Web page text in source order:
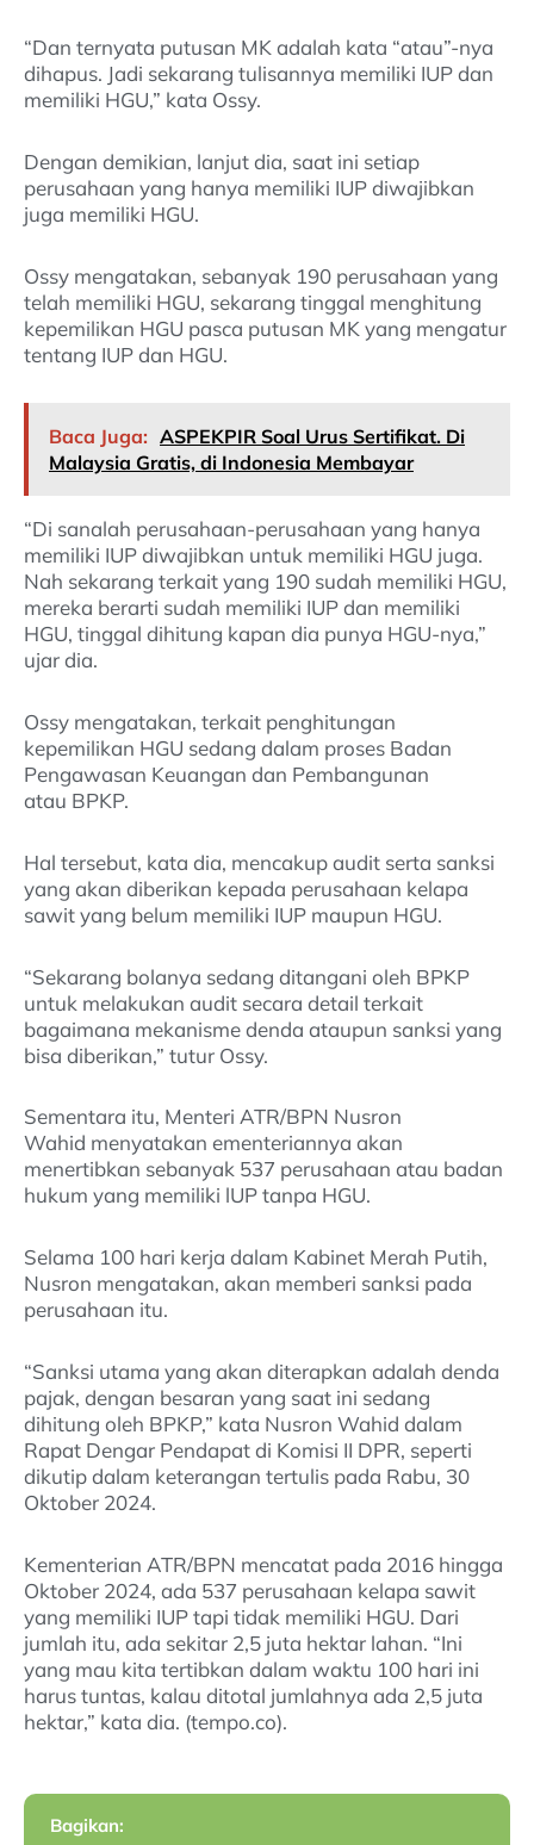
“Dan ternyata putusan MK adalah kata “atau”-nya
dihapus. Jadi sekarang tulisannya memiliki IUP dan
memiliki HGU,” kata Ossy.
Dengan demikian, lanjut dia, saat ini setiap
perusahaan yang hanya memiliki IUP diwajibkan
juga memiliki HGU.
Ossy mengatakan, sebanyak 190 perusahaan yang
telah memiliki HGU, sekarang tinggal menghitung
kepemilikan HGU pasca putusan MK yang mengatur
tentang IUP dan HGU.
Baca Juga: ASPEKPIR Soal Urus Sertifikat. Di
Malaysia Gratis, di Indonesia Membayar
“Di sanalah perusahaan-perusahaan yang hanya
memiliki IUP diwajibkan untuk memiliki HGU juga.
Nah sekarang terkait yang 190 sudah memiliki HGU,
mereka berarti sudah memiliki IUP dan memiliki
HGU, tinggal dihitung kapan dia punya HGU-nya,”
ujar dia.
Ossy mengatakan, terkait penghitungan
kepemilikan HGU sedang dalam proses Badan
Pengawasan Keuangan dan Pembangunan
atau BPKP.
Hal tersebut, kata dia, mencakup audit serta sanksi
yang akan diberikan kepada perusahaan kelapa
sawit yang belum memiliki IUP maupun HGU.
“Sekarang bolanya sedang ditangani oleh BPKP
untuk melakukan audit secara detail terkait
bagaimana mekanisme denda ataupun sanksi yang
bisa diberikan,” tutur Ossy.
Sementara itu, Menteri ATR/BPN Nusron
Wahid menyatakan ementeriannya akan
menertibkan sebanyak 537 perusahaan atau badan
hukum yang memiliki lUP tanpa HGU.
Selama 100 hari kerja dalam Kabinet Merah Putih,
Nusron mengatakan, akan memberi sanksi pada
perusahaan itu.
“Sanksi utama yang akan diterapkan adalah denda
pajak, dengan besaran yang saat ini sedang
dihitung oleh BPKP,” kata Nusron Wahid dalam
Rapat Dengar Pendapat di Komisi II DPR, seperti
dikutip dalam keterangan tertulis pada Rabu, 30
Oktober 2024.
Kementerian ATR/BPN mencatat pada 2016 hingga
Oktober 2024, ada 537 perusahaan kelapa sawit
yang memiliki IUP tapi tidak memiliki HGU. Dari
jumlah itu, ada sekitar 2,5 juta hektar lahan. “Ini
yang mau kita tertibkan dalam waktu 100 hari ini
harus tuntas, kalau ditotal jumlahnya ada 2,5 juta
hektar,” kata dia. (tempo.co).
Bagikan: